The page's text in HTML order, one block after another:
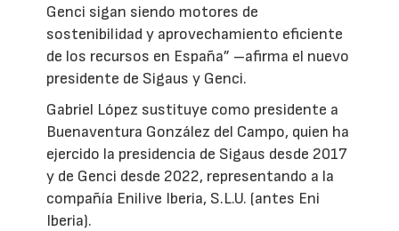
Genci sigan siendo motores de
sostenibilidad y aprovechamiento eficiente
de los recursos en España” –afirma el nuevo
presidente de Sigaus y Genci.
Gabriel López sustituye como presidente a
Buenaventura González del Campo, quien ha
ejercido la presidencia de Sigaus desde 2017
y de Genci desde 2022, representando a la
compañía Enilive Iberia, S.L.U. (antes Eni
Iberia).